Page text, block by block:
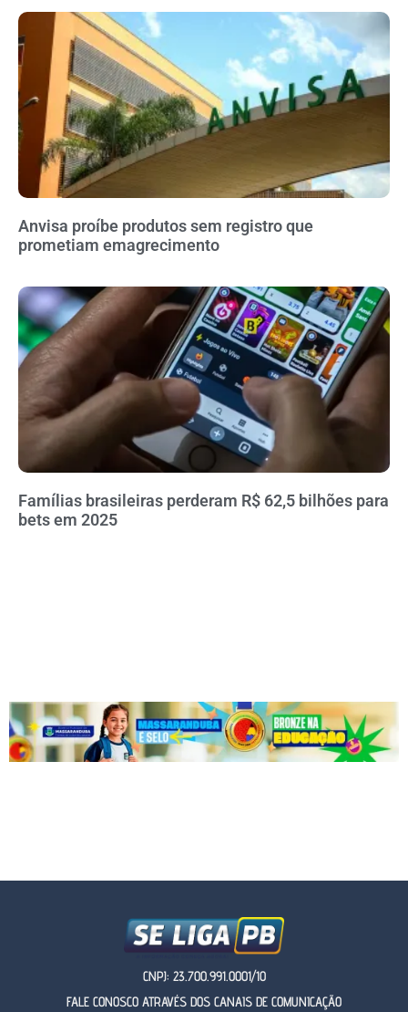
Anvisa proíbe produtos sem registro que
prometiam emagrecimento
Famílias brasileiras perderam R$ 62,5 bilhões para
bets em 2025
CNPJ: 23.700.991.0001/10
FALE CONOSCO ATRAVÉS DOS CANAIS DE COMUNICAÇÃO